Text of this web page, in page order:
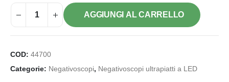
AGGIUNGI AL CARRELLO
COD: 44700
Categorie: Negativoscopi, Negativoscopi ultrapiatti a LED